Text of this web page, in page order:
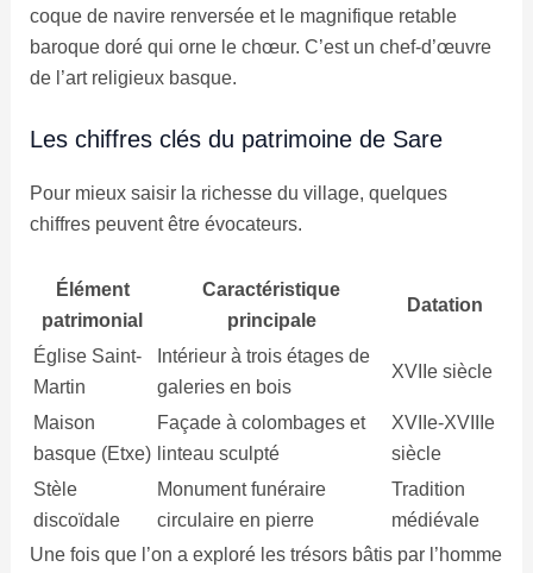
coque de navire renversée et le magnifique retable
baroque doré qui orne le chœur. C’est un chef-d’œuvre
de l’art religieux basque.
Les chiffres clés du patrimoine de Sare
Pour mieux saisir la richesse du village, quelques
chiffres peuvent être évocateurs.
Élément
patrimonial
Caractéristique
principale
Datation
Église Saint-
Martin
Intérieur à trois étages de
galeries en bois
XVIIe siècle
Maison
basque (Etxe)
Façade à colombages et
linteau sculpté
XVIIe-XVIIIe
siècle
Stèle
discoïdale
Monument funéraire
circulaire en pierre
Tradition
médiévale
Une fois que l’on a exploré les trésors bâtis par l’homme